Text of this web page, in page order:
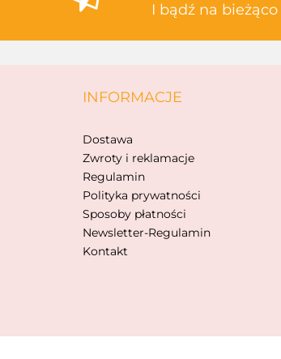
I bądź na
INFORMACJE
Dostawa
Zwroty i reklamacje
Regulamin
Polityka prywatności
Sposoby płatności
Newsletter-Regulamin
Kontakt